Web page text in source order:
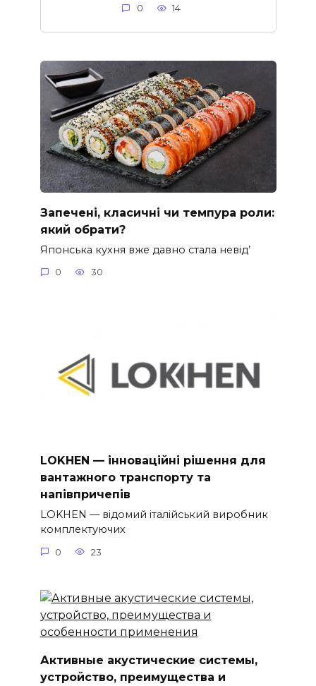
0 14
Запечені, класичні чи темпура роли:
який обрати?
Японська кухня вже давно стала невід’
0 30
LOKHEN — інноваційні рішення для
вантажного транспорту та
напівпричепів
LOKHEN — відомий італійський виробник
комплектуючих
0 23
Активные акустические системы,
устройство, преимущества и